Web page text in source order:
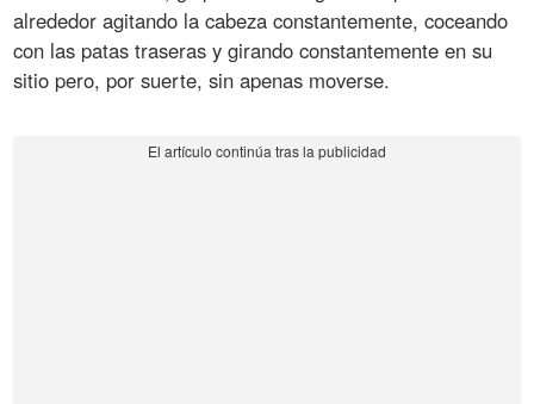
alrededor agitando la cabeza constantemente, coceando
con las patas traseras y girando constantemente en su
sitio pero, por suerte, sin apenas moverse.